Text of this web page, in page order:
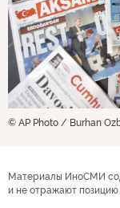
© AP Photo / Burhan
Материалы ИноСМИ
и не отражают